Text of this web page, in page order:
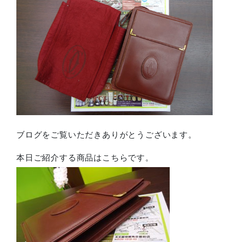
ブログをご覧いただきありがとうございます。
本日ご紹介する商品はこちらです。